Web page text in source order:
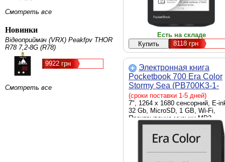
Смотреть все
Новинки
Відеоприймач (VRX) Peakfpv THOR
R78 7,2-8G (R78)
9922 грн
Смотреть все
Есть на складе
8118грн
Электронная книга
Pocketbook 700 Era Color
Stormy Sea (PB700K3-1-
CIS)
(сроки поставки 1-5 дней)
7", 1264 x 1680 сенсорний, E-
32 Gb, MicroSD, 1 GB, Wi-Fi,
Проигрывание музыки MP3,
Браузер, Просмотр фотографий,
Словарь, Програвання музики
OGG, USB Type C, Wi-Fi,